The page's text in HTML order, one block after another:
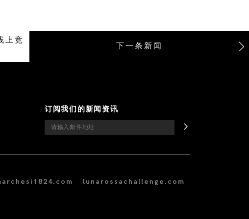
上竞
下一条新闻
订阅我们的新闻资讯
lunarossachallenge.com